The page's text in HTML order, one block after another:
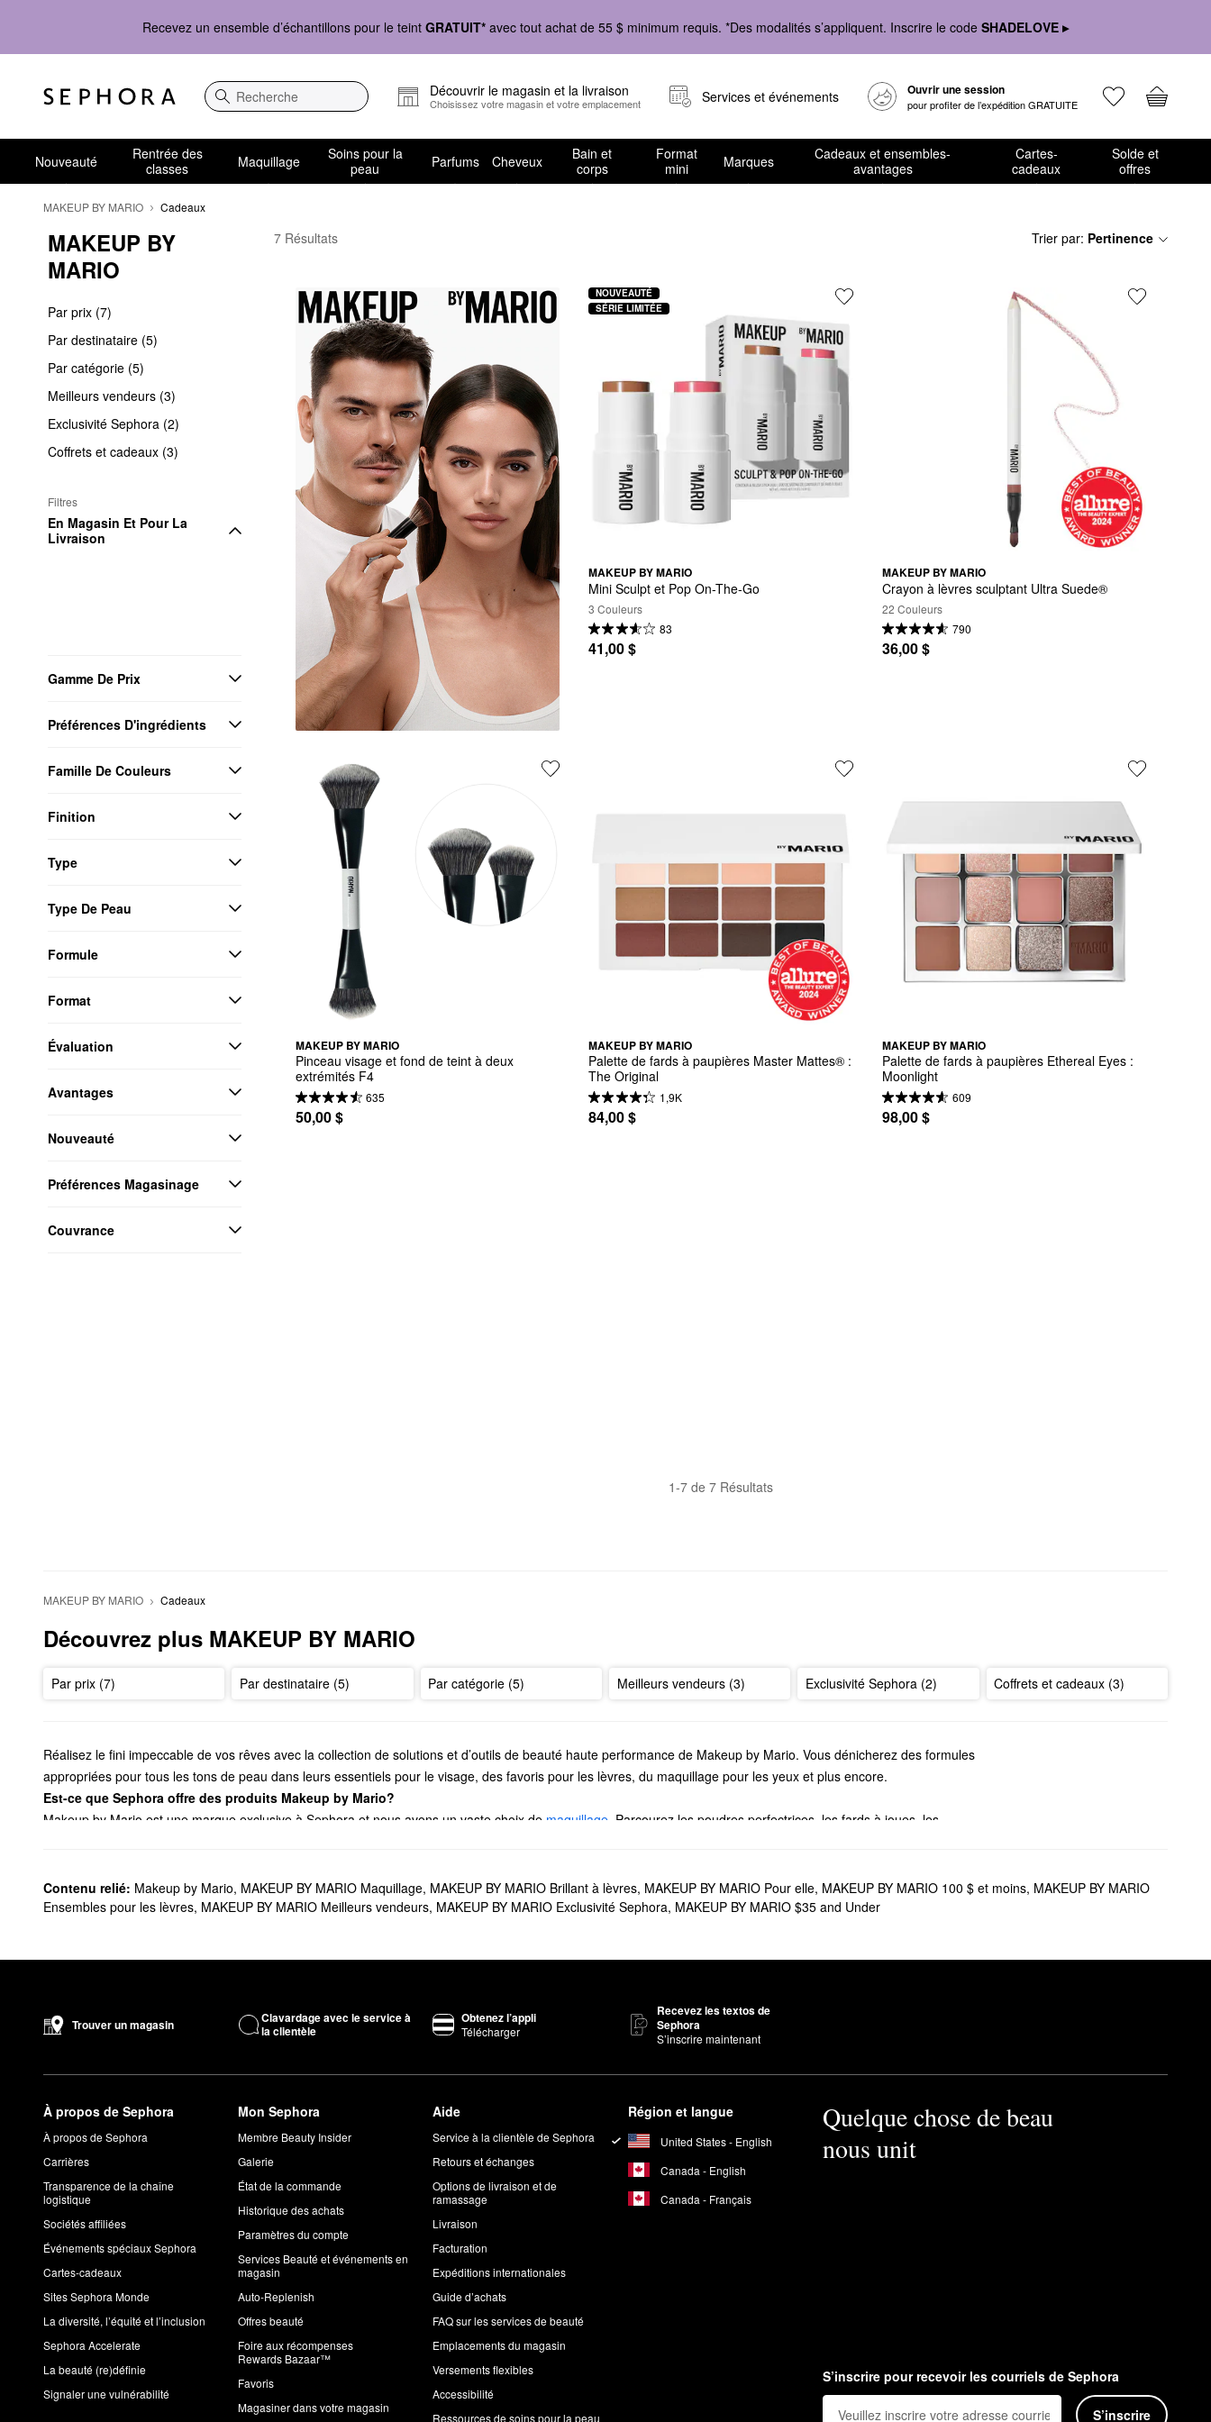
Recevez un ensemble d’échantillons pour le teint GRATUIT* avec tout achat de 55 $ minimum requis. *Des modalités s’appliquent. Inscrire le code SHADELOVE ▸
Recherche
Découvrir le magasin et la livraison
Choisissez votre magasin et votre emplacement Services et événements Ouvrir une session
pour profiter de l’expédition GRATUITE
Nouveauté
Rentrée des
classes
Maquillage
Soins pour la
peau
Parfums Cheveux
Bain et
corps
Format
mini
Marques
Cadeaux et ensembles-
avantages
Cartes-
cadeaux
Solde et
offres
MAKEUP BY MARIO Cadeaux
MAKEUP BY
MARIO
Par prix (7)
Par destinataire (5)
Par catégorie (5)
Meilleurs vendeurs (3)
Exclusivité Sephora (2)
Coffrets et cadeaux (3)
Filtres
En Magasin Et Pour La
Livraison
Gamme De Prix
Préférences D'ingrédients
Famille De Couleurs
Finition
Type
Type De Peau
Formule
Format
Évaluation
Avantages
Nouveauté
Préférences Magasinage
Couvrance
MAKEUP BY MARIO Cadeaux
7 Résultats Trier par: Pertinence
MAKEUP BY MARIO
Mini Sculpt et Pop On-The-Go
3 Couleurs
83
41,00 $
NOUVEAUTÉ
SÉRIE LIMITÉE
MAKEUP BY MARIO
Crayon à lèvres sculptant Ultra Suede®
22 Couleurs
790
36,00 $
MAKEUP BY MARIO
Pinceau visage et fond de teint à deux
extrémités F4
635
50,00 $
MAKEUP BY MARIO
Palette de fards à paupières Master Mattes® :
The Original
1,9K
84,00 $
MAKEUP BY MARIO
Palette de fards à paupières Ethereal Eyes :
Moonlight
609
98,00 $
1-7 de 7 Résultats
MAKEUP BY MARIO Cadeaux
Découvrez plus MAKEUP BY MARIO
Par prix (7) Par destinataire (5) Par catégorie (5) Meilleurs vendeurs (3) Exclusivité Sephora (2) Coffrets et cadeaux (3)
Réalisez le fini impeccable de vos rêves avec la collection de solutions et d’outils de beauté haute performance de Makeup by Mario. Vous dénicherez des formules
appropriées pour tous les tons de peau dans leurs essentiels pour le visage, des favoris pour les lèvres, du maquillage pour les yeux et plus encore.
Est-ce que Sephora offre des produits Makeup by Mario?
Makeup by Mario est une marque exclusive à Sephora et nous avons un vaste choix de maquillage . Parcourez les poudres perfectrices, les fards à joues, les
Si vous voulez profiter d’un processus d’application plus fluide, vous adorerez notre collectiond’outils et de pinceauxde Makeup by Mario. Découvrez tous les
meilleurs choix pour définir, dissimuler, illuminer et plus encore.
aux lèvres une belle apparence lumineuse.
Conçu pour une prise maximale,
le ligneur pour les yeux Master Pigment Pro™de Makeup by Mario est doté d’une formule à base de gel qui offre une couvrance
Pouvez-vous aiguiser le ligneur de Makeup by Mario?
Oui. En complément,
Les produits Makeup by Mario sont-ils testés sur les animaux?
Non, les essentiels Makeup by Mario sont non testés sur les animaux à 100 % et certifiés PETA. Aucun produit de la marque n’est testé sur les animaux.
Contenu relié: Makeup by Mario, MAKEUP BY MARIO Maquillage, MAKEUP BY MARIO Brillant à lèvres, MAKEUP BY MARIO Pour elle, MAKEUP BY MARIO 100 $ et moins, MAKEUP BY MARIO
Ensembles pour les lèvres, MAKEUP BY MARIO Meilleurs vendeurs, MAKEUP BY MARIO Exclusivité Sephora, MAKEUP BY MARIO $35 and Under
Trouver un magasin
Clavardage avec le service à
la clientèle
Obtenez l’appli
Télécharger
Recevez les textos de
Sephora
S’inscrire maintenant
À propos de Sephora
À propos de Sephora
Carrières
Transparence de la chaîne
logistique
Sociétés affiliées
Événements spéciaux Sephora
Cartes-cadeaux
Sites Sephora Monde
La diversité, l’équité et l’inclusion
Sephora Accelerate
La beauté (re)définie
Signaler une vulnérabilité
Mon Sephora
Membre Beauty Insider
Galerie
État de la commande
Historique des achats
Paramètres du compte
Services Beauté et événements en
magasin
Auto-Replenish
Offres beauté
Foire aux récompenses
Rewards Bazaar™
Favoris
Magasiner dans votre magasin
Aide
Service à la clientèle de Sephora
Retours et échanges
Options de livraison et de
ramassage
Livraison
Facturation
Expéditions internationales
Guide d’achats
FAQ sur les services de beauté
Emplacements du magasin
Versements flexibles
Accessibilité
Ressources de soins pour la peau
Région et langue
United States - English
Canada - English
Canada - Français
Quelque chose de beau
nous unit
S’inscrire pour recevoir les courriels de Sephora
S’inscrire